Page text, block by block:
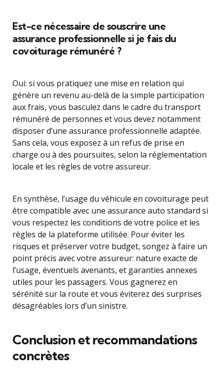
Est-ce nécessaire de souscrire une
assurance professionnelle si je fais du
covoiturage rémunéré ?
Oui: si vous pratiquez une mise en relation qui
génère un revenu au-delà de la simple participation
aux frais, vous basculez dans le cadre du transport
rémunéré de personnes et vous devez notamment
disposer d’une assurance professionnelle adaptée.
Sans cela, vous exposez à un refus de prise en
charge ou à des poursuites, selon la réglementation
locale et les règles de votre assureur.
En synthèse, l’usage du véhicule en covoiturage peut
être compatible avec une assurance auto standard si
vous respectez les conditions de votre police et les
règles de la plateforme utilisée. Pour éviter les
risques et préserver votre budget, songez à faire un
point précis avec votre assureur: nature exacte de
l’usage, éventuels avenants, et garanties annexes
utiles pour les passagers. Vous gagnerez en
sérénité sur la route et vous éviterez des surprises
désagréables lors d’un sinistre.
Conclusion et recommandations
concrètes